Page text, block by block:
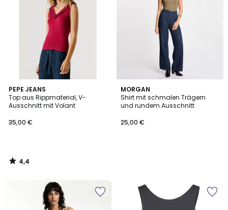
PEPE JEANS
Top aus Rippmaterial, V-
Ausschnitt mit Volant
35,00 €
4,4
/ 5
4,4
/
MORGAN
Shirt mit schmalen Trägern
und rundem Ausschnitt
25,00 €